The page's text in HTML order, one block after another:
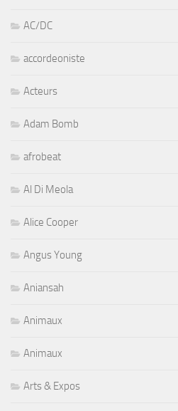
AC/DC
accordeoniste
Acteurs
Adam Bomb
afrobeat
Al Di Meola
Alice Cooper
Angus Young
Aniansah
Animaux
Animaux
Arts & Expos